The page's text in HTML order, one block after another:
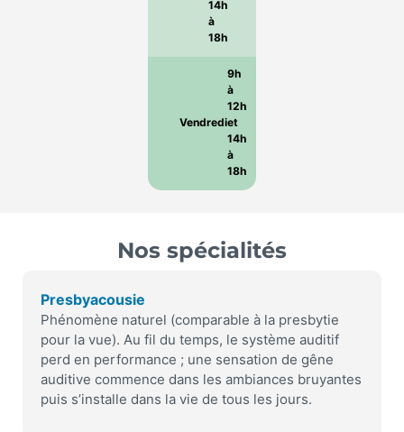
14h
à
18h
Vendredi
9h
à
12h
et
14h
à
18h
Nos spécialités
Presbyacousie
Phénomène naturel (comparable à la presbytie
pour la vue). Au fil du temps, le système auditif
perd en performance ; une sensation de gêne
auditive commence dans les ambiances bruyantes
puis s’installe dans la vie de tous les jours.